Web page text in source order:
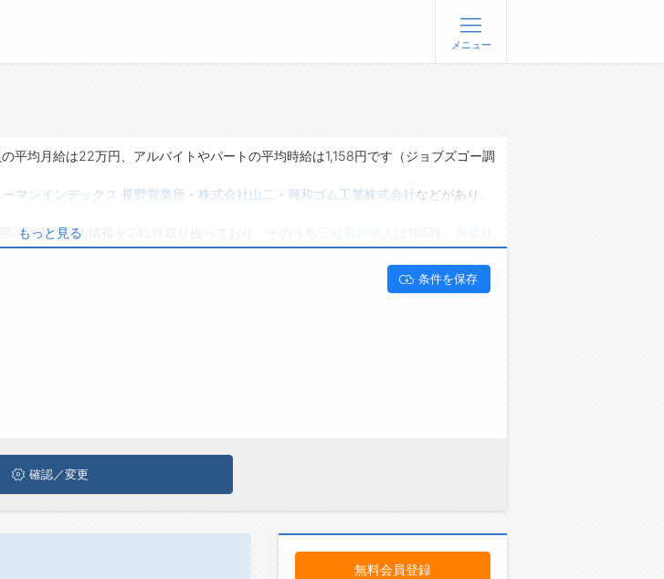
スについて
ス
ジョブズゴーについて
会社概要
メニュー
均月給は22万円、アルバイトやパートの平均時給は1,158円です（ジョブズゴー調
マンインデックス 長野営業所 ・ 株式会社山二 ・ 興和ゴム工業株式会社などがあり、
須坂市の求人情報を245件取り扱っており、そのうち
卒から50代・60代以上の方の再就職も可能です。 長野県須坂市で30代の求人・転
ね。
もっと見る
条件を保存
確認／変更
無料会員登録